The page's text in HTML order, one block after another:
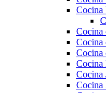
Cocina
Cocina
Cocina
Cocina
Cocina
Cocina
Cocina